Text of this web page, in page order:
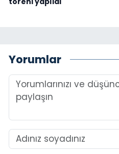
Yorumlar